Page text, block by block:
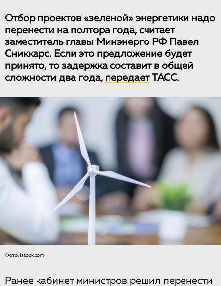
Отбор проектов «зеленой» энергетики надо
перенести на полтора года, считает
заместитель главы Минэнерго РФ Павел
Сниккарс. Если это предложение будет
принято, то задержка составит в общей
сложности два года, передаетТАСС.
Фото: Istock.com
Ранее кабинет министров решил перенести